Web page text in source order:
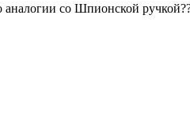
со Шпионской